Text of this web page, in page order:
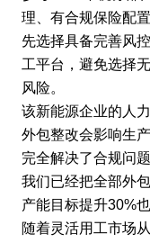
理、有合规保险配
先选择具备完善风
工平台，避免选择
风险。
该新能源企业的人
外包整改会影响生
完全解决了合规问
我们已经把全部外
产能目标提升30%
随着灵活用工市场